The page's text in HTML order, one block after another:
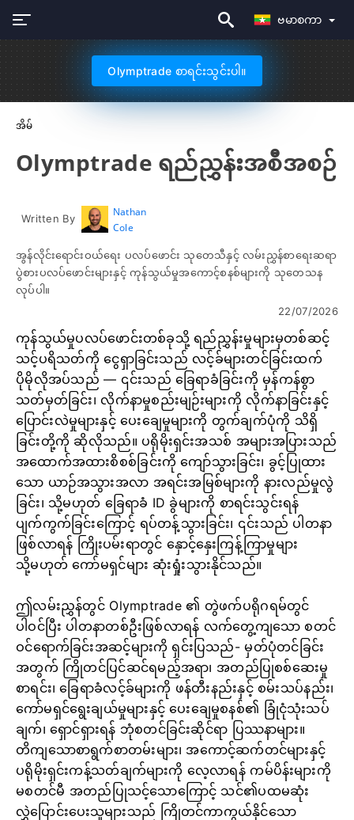
ဗမာစကာ
Olymptrade စာရင်းသွင်းပါ။
အိမ်
Olymptrade ရည်ညွှန်းအစီအစဉ်
Written By
Nathan
Cole
အွန်လိုင်းရောင်းဝယ်ရေး ပလပ်ဖောင်း သုတေသီနှင့် လမ်းညွှန်စာရေးဆရာ
ပွဲစားပလပ်ဖောင်းများနှင့် ကုန်သွယ်မှုအကောင့်စနစ်များကို သုတေသန
လုပ်ပါ။
22/07/2026
ကုန်သွယ်မှုပလပ်ဖောင်းတစ်ခုသို့ ရည်ညွှန်းမှုများမှတစ်ဆင့်
သင့်ပရိသတ်ကို ငွေရှာခြင်းသည် လင့်ခ်များတင်ခြင်းထက်
ပိုမိုလိုအပ်သည် — ၎င်းသည် ခြေရာခံခြင်းကို မှန်ကန်စွာ
သတ်မှတ်ခြင်း၊ လိုက်နာမှုစည်းမျဉ်းများကို လိုက်နာခြင်းနှင့်
ပြောင်းလဲမှုများနှင့် ပေးချေမှုများကို တွက်ချက်ပုံကို သိရှိ
ခြင်းတို့ကို ဆိုလိုသည်။ ပရိုမိုးရှင်းအသစ် အများအပြားသည်
အထောက်အထားစိစစ်ခြင်းကို ကျော်သွားခြင်း၊ ခွင့်ပြုထား
သော ယာဉ်အသွားအလာ အရင်းအမြစ်များကို နားလည်မှုလွဲ
ခြင်း၊ သို့မဟုတ် ခြေရာခံ ID ခွဲများကို စာရင်းသွင်းရန်
ပျက်ကွက်ခြင်းကြောင့် ရပ်တန့်သွားခြင်း၊ ၎င်းသည် ပါတနာ
ဖြစ်လာရန် ကြိုးပမ်းရာတွင် နှောင့်နှေးကြန့်ကြာမှုများ
သို့မဟုတ် ကော်မရှင်များ ဆုံးရှုံးသွားနိုင်သည်။
ဤလမ်းညွှန်တွင် Olymptrade ၏ တွဲဖက်ပရိုဂရမ်တွင်
ပါဝင်ပြီး ပါတနာတစ်ဦးဖြစ်လာရန် လက်တွေ့ကျသော စတင်
ဝင်ရောက်ခြင်းအဆင့်များကို ရှင်းပြသည်- မှတ်ပုံတင်ခြင်း
အတွက် ကြိုတင်ပြင်ဆင်ရမည့်အရာ၊ အတည်ပြုစစ်ဆေးမှု
စာရင်း၊ ခြေရာခံလင့်ခ်များကို ဖန်တီးနည်းနှင့် စမ်းသပ်နည်း၊
ကော်မရှင်ရွေးချယ်မှုများနှင့် ပေးချေမှုစနစ်၏ ခြုံငုံသုံးသပ်
ချက်၊ ရှောင်ရှားရန် ဘုံစတင်ခြင်းဆိုင်ရာ ပြဿနာများ။
တိကျသောစာရွက်စာတမ်းများ၊ အကောင့်ဆက်တင်များနှင့်
ပရိုမိုးရှင်းကန့်သတ်ချက်များကို လေ့လာရန် ကမ်ပိန်းများကို
မစတင်မီ အတည်ပြုသင့်သောကြောင့် သင်၏ပထမဆုံး
လွှဲပြောင်းပေးသူများသည် ကြိုတင်ကာကွယ်နိုင်သော